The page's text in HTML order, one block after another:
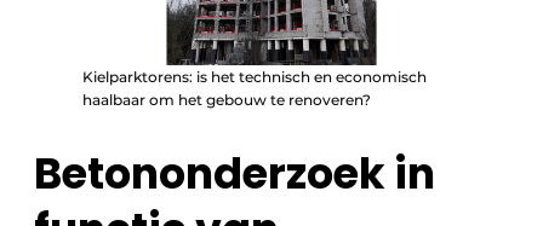
Kielparktorens: is het technisch en economisch
haalbaar om het gebouw te renoveren?
Betononderzoek in